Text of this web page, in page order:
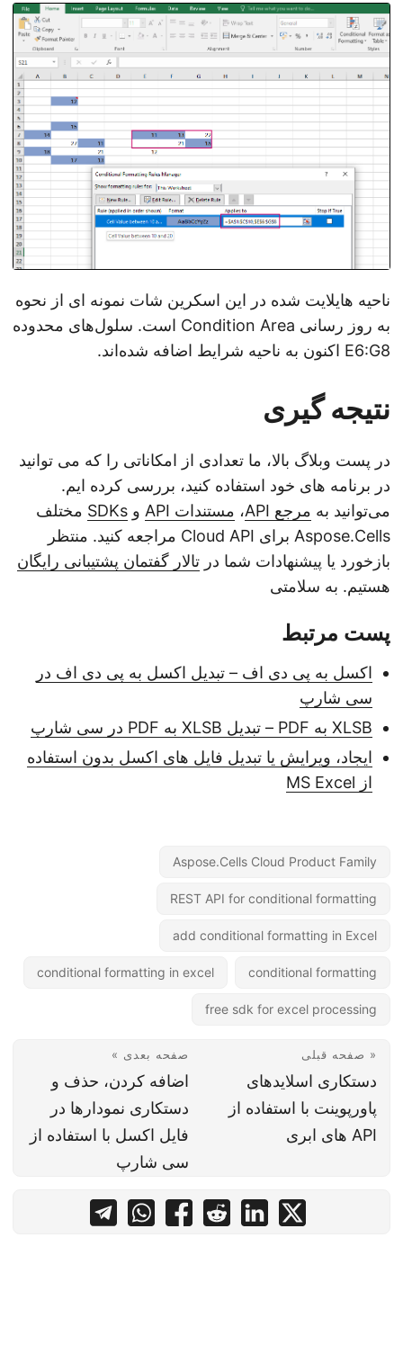
ناحیه هایلایت شده در این اسکرین شات نمونه ای از نحوه
به روز رسانی Condition Area است. سلول‌های محدوده
E6:G8 اکنون به ناحیه شرایط اضافه شده‌اند.
نتیجه گیری
در پست وبلاگ بالا، ما تعدادی از امکاناتی را که می توانید
در برنامه های خود استفاده کنید، بررسی کرده ایم.
می‌توانید بهمرجع API ،مستندات API وSDKsمختلف
Aspose.Cells برای Cloud API مراجعه کنید. منتظر
بازخورد یا پیشنهادات شما در تالار گفتمان پشتیبانی رایگان
هستیم. به سلامتی
پست مرتبط
اکسل به پی دی اف – تبدیل اکسل به پی دی اف در
سی شارپ
XLSB به PDF – تبدیل XLSB به PDF در سی شارپ
ایجاد، ویرایش یا تبدیل فایل های اکسل بدون استفاده
از MS Excel
Aspose.Cells Cloud Product Family
REST API for conditional formatting
add conditional formatting in Excel
conditional formatting
conditional formatting in excel
free sdk for excel processing
« صفحه قبلی
دستکاری اسلایدهای
پاورپوینت با استفاده از
API های ابری
صفحه بعدی »
اضافه کردن، حذف و
دستکاری نمودارها در
فایل اکسل با استفاده از
سی شارپ